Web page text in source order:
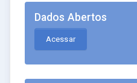
Dados Abertos
Acessar